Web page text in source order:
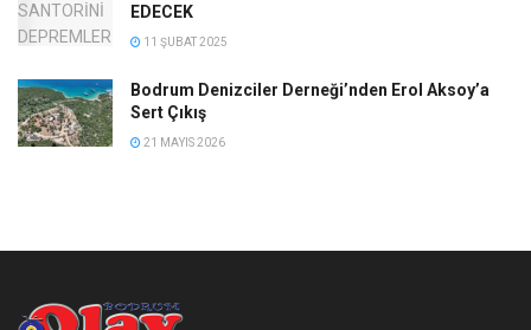
EDECEK
11 ŞUBAT 2025
Bodrum Denizciler Derneği’nden Erol Aksoy’a
Sert Çıkış
21 MAYIS 2026